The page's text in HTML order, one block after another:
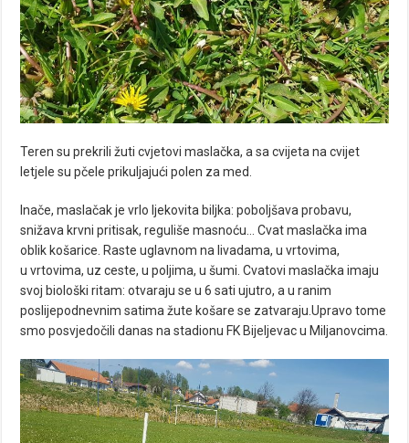
Teren su prekrili žuti cvjetovi maslačka, a sa cvijeta na cvijet
letjele su pčele prikuljajući polen za med.
Inače, maslačak je vrlo ljekovita biljka: poboljšava probavu,
snižava krvni pritisak, reguliše masnoću… Cvat maslačka ima
oblik košarice. Raste uglavnom na livadama, u vrtovima,
u vrtovima, uz ceste, u poljima, u šumi. Cvatovi maslačka imaju
svoj biološki ritam: otvaraju se u 6 sati ujutro, a u ranim
poslijepodnevnim satima žute košare se zatvaraju.Upravo tome
smo posvjedočili danas na stadionu FK Bijeljevac u Miljanovcima.